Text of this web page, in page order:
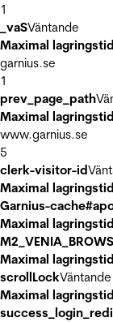
1
_vaSVäntande
Maximal lagringstid
garnius.se
1
prev_page_path
Maximal lagringstid
www.garnius.se
5
clerk-visitor-id
Maximal lagringstid
Garnius-
Maximal lagringstid
Maximal lagringstid
scrollLockVäntande
Maximal lagringstid